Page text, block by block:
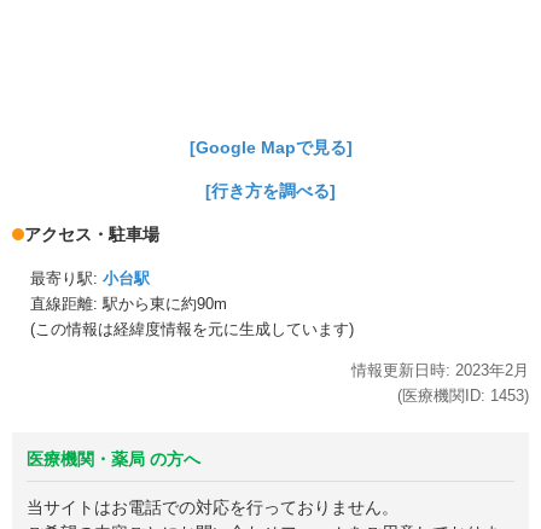
[Google Mapで見る]
[行き方を調べる]
アクセス・駐車場
最寄り駅: 小台駅
直線距離: 駅から東に約90m
(この情報は経緯度情報を元に生成しています)
情報更新日時: 2023年2月
(医療機関ID: 1453)
医療機関・薬局 の方へ
当サイトはお電話での対応を行っておりません。